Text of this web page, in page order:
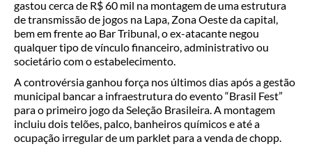
gastou cerca de R$ 60 mil na montagem de uma estrutura
de transmissão de jogos na Lapa, Zona Oeste da capital,
bem em frente ao Bar Tribunal, o ex-atacante negou
qualquer tipo de vínculo financeiro, administrativo ou
societário com o estabelecimento.
A controvérsia ganhou força nos últimos dias após a gestão
municipal bancar a infraestrutura do evento “Brasil Fest”
para o primeiro jogo da Seleção Brasileira. A montagem
incluiu dois telões, palco, banheiros químicos e até a
ocupação irregular de um parklet para a venda de chopp.